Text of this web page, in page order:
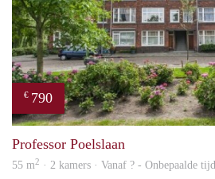
€ 790
Professor Poelslaan
55 m2 · 2 kamers · Vanaf ? - Onbepaalde tijd